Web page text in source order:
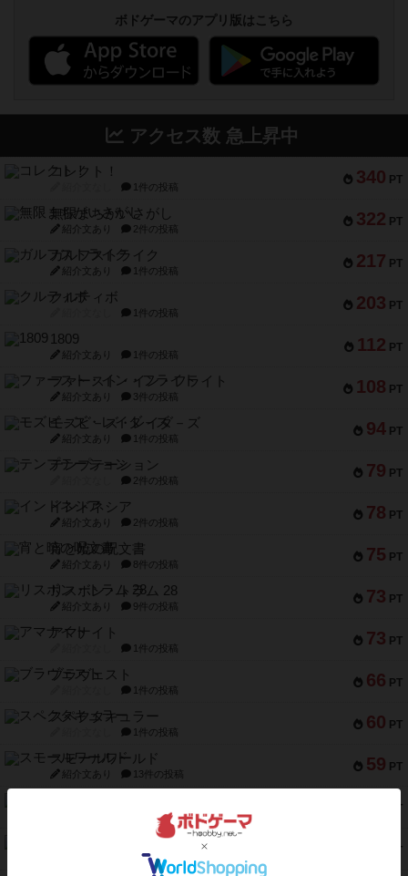
ボドゲーマのアプリ版はこちら
アクセス数 急上昇中
340 PT
コレクト！
1件の投稿
322 PT
無限まちがいさがし
紹介文あり 2件の投稿
217 PT
ガルフストライク
紹介文あり 1件の投稿
203 PT
クルティボ
1件の投稿
112 PT
1809
紹介文あり 1件の投稿
108 PT
ファースト・イン・フライト
紹介文あり 3件の投稿
94 PT
モズビ－ズ・レイダ－ズ
紹介文あり 1件の投稿
79 PT
テンプテーション
2件の投稿
78 PT
インドネシア
紹介文あり 2件の投稿
75 PT
宵と暁の呪文書
紹介文あり 8件の投稿
73 PT
リスボン・トラム 28
紹介文あり 9件の投稿
73 PT
アマナイト
1件の投稿
66 PT
ブラヴェスト
1件の投稿
60 PT
スペクタキュラー
1件の投稿
59 PT
スモールワールド
紹介文あり 13件の投稿
PT
2件の投稿
PT
Bitter End ブタペスト救出作戦
1件の投稿